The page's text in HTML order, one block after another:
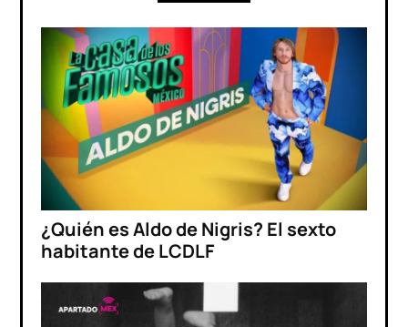
¿Quién es Aldo de Nigris? El sexto
habitante de LCDLF